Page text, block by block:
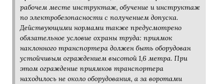
рабочем месте инструктаж, обучение и инструктаж
по электробезопасности с получением допуска.
Действующими нормами также предусмотрено
обязательное условие охраны труда: приямок
наклонного транспортера должен быть оборудован
устойчивым ограждением высотой 1,6 метра. При
этом ограждение приямков транспортера
находилось не около оборудования, а за воротами